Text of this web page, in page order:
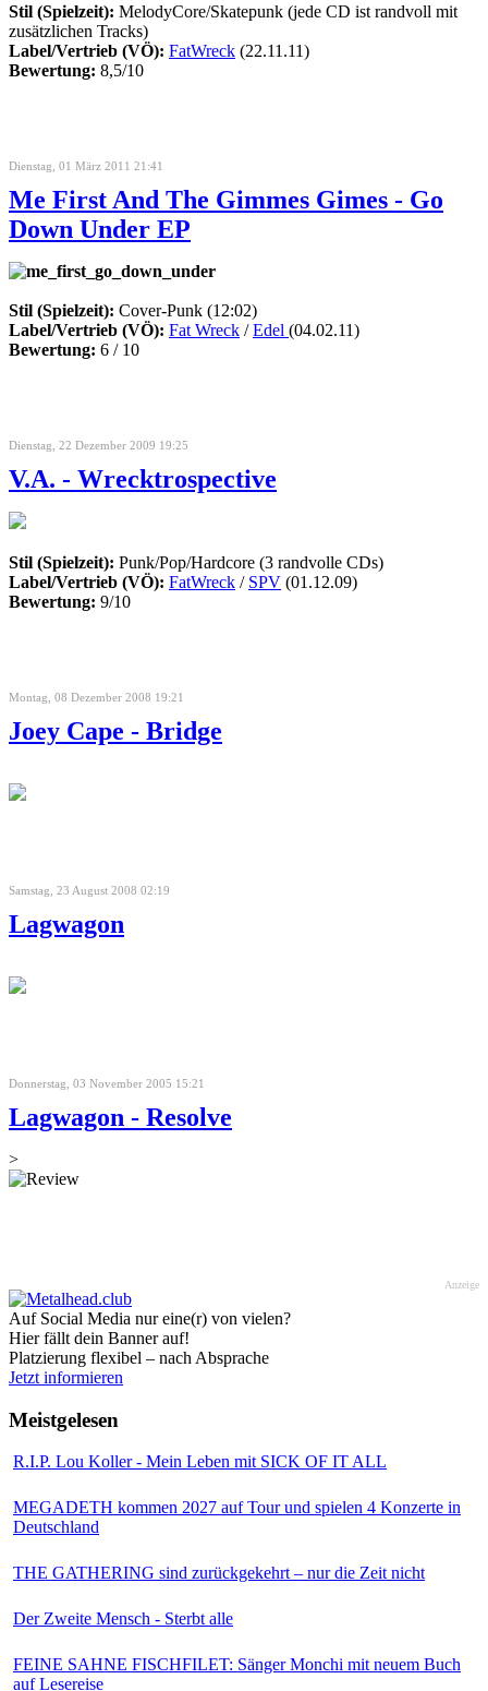
Stil (Spielzeit): MelodyCore/Skatepunk (jede CD ist randvoll mit
zusätzlichen Tracks)
Label/Vertrieb (VÖ): FatWreck (22.11.11)
Bewertung: 8,5/10
Dienstag, 01 März 2011 21:41
Me First And The Gimmes Gimes - Go
Down Under EP
Stil (Spielzeit): Cover-Punk (12:02)
Label/Vertrieb (VÖ): Fat Wreck /Edel (04.02.11)
Bewertung: 6 / 10
Dienstag, 22 Dezember 2009 19:25
V.A. - Wrecktrospective
Stil (Spielzeit): Punk/Pop/Hardcore (3 randvolle CDs)
Label/Vertrieb (VÖ): FatWreck / SPV (01.12.09)
Bewertung: 9/10
Montag, 08 Dezember 2008 19:21
Joey Cape - Bridge
Samstag, 23 August 2008 02:19
Lagwagon
Donnerstag, 03 November 2005 15:21
Lagwagon - Resolve
>
Anzeige
Auf Social Media nur eine(r) von vielen?
Hier fällt dein Banner auf!
Platzierung flexibel – nach Absprache
Jetzt informieren
Meistgelesen
R.I.P. Lou Koller - Mein Leben mit SICK OF IT ALL
MEGADETH kommen 2027 auf Tour und spielen 4 Konzerte in
Deutschland
THE GATHERING sind zurückgekehrt – nur die Zeit nicht
Der Zweite Mensch - Sterbt alle
FEINE SAHNE FISCHFILET: Sänger Monchi mit neuem Buch
auf Lesereise